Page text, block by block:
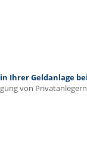
Ihrer Geldanlage
von